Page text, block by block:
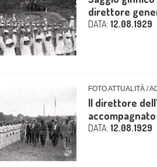
direttore
DATA: 12.08.1929
FOTO ATTUALITÀ /
Il direttore
DATA: 12.08.1929